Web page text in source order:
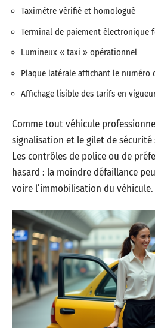
Taximètre vérifié et homologué
Terminal de paiement électronique
Lumineux « taxi » opérationnel
Plaque latérale affichant le numéro
Affichage lisible des tarifs en
Comme tout véhicule
signalisation et le gilet de sécurité
Les contrôles de police ou de
hasard : la moindre défaillance
voire l’immobilisation du véhicule.